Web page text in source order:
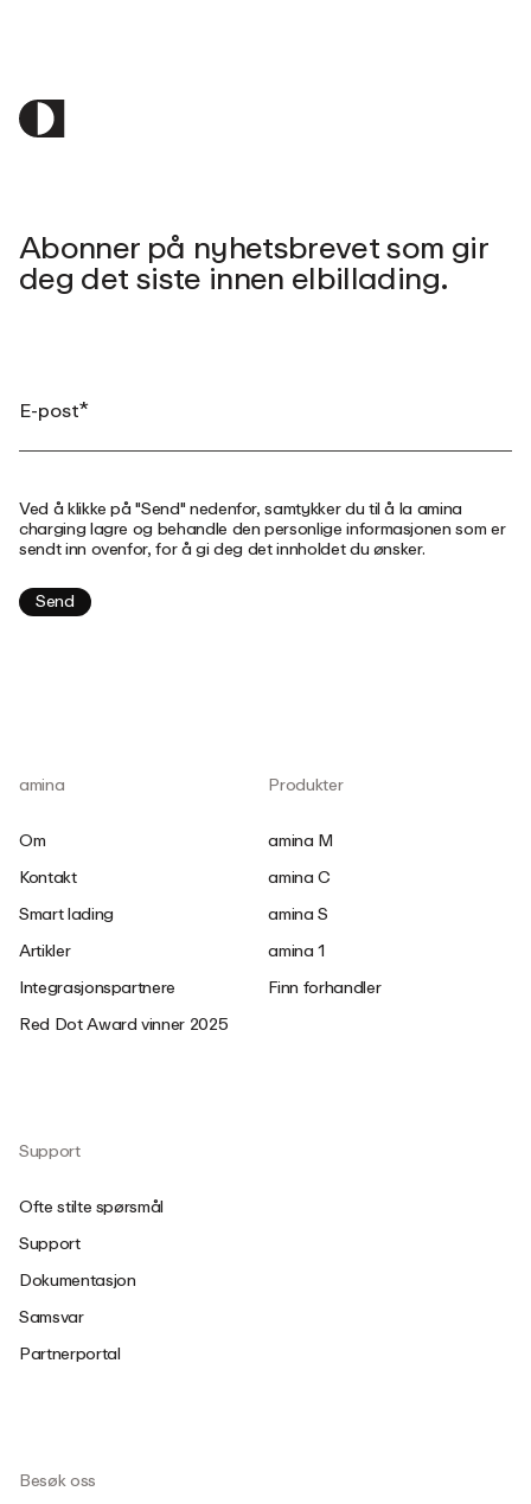
Abonner på nyhetsbrevet som gir
deg det siste innen elbillading.
Ved å klikke på "Send" nedenfor, samtykker du til å la amina
charging lagre og behandle den personlige informasjonen som er
sendt inn ovenfor, for å gi deg det innholdet du ønsker.
amina
Om
Kontakt
Smart lading
Artikler
Integrasjonspartnere
Red Dot Award vinner 2025
Produkter
amina M
amina C
amina S
amina 1
Finn forhandler
Support
Ofte stilte spørsmål
Support
Dokumentasjon
Samsvar
Partnerportal
Besøk oss